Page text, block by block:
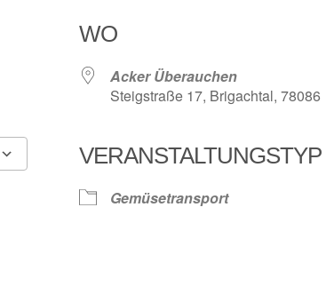
Google Kalender
WO
Acker Überauchen
Steigstraße 17, Brigachtal, 78086
VERANSTALTUNGSTYP
Gemüsetransport